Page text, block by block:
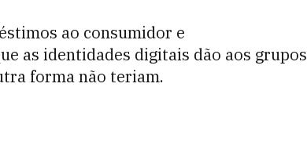
ao consumidor e
as identidades digitais dão aos grupos
forma não teriam.